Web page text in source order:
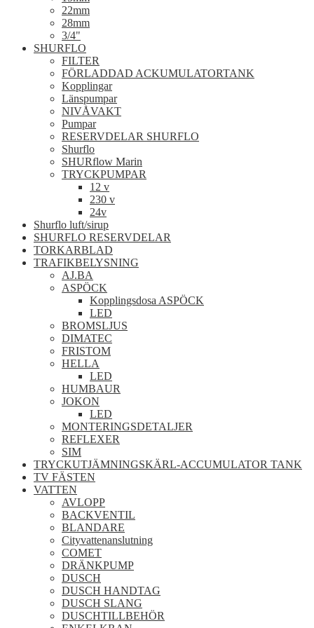
22mm
28mm
3/4"
SHURFLO
FILTER
FÖRLADDAD ACKUMULATORTANK
Kopplingar
Länspumpar
NIVÅVAKT
Pumpar
RESERVDELAR SHURFLO
Shurflo
SHURflow Marin
TRYCKPUMPAR
12 v
230 v
24v
Shurflo luft/sirup
SHURFLO RESERVDELAR
TORKARBLAD
TRAFIKBELYSNING
AJ.BA
ASPÖCK
Kopplingsdosa ASPÖCK
LED
BROMSLJUS
DIMATEC
FRISTOM
HELLA
LED
HUMBAUR
JOKON
LED
MONTERINGSDETALJER
REFLEXER
SIM
TRYCKUTJÄMNINGSKÄRL-ACCUMULATOR TANK
TV FÄSTEN
VATTEN
AVLOPP
BACKVENTIL
BLANDARE
Cityvattenanslutning
COMET
DRÄNKPUMP
DUSCH
DUSCH HANDTAG
DUSCH SLANG
DUSCHTILLBEHÖR